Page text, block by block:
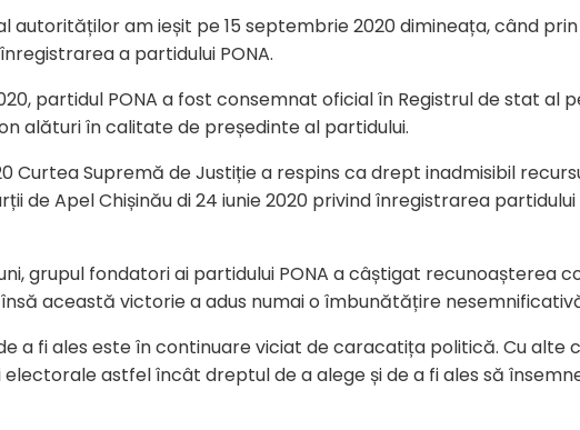
autorităților am ieșit pe 15 septembrie 2020 dimineața, când
a partidului PONA.
partidul PONA a fost consemnat oficial în Registrul de stat
alături în calitate de președinte al partidului.
Curtea Supremă de Justiție a respins ca drept inadmisibil
de Apel Chișinău di 24 iunie 2020 privind înregistrarea
grupul fondatori ai partidului PONA a câștigat
această victorie a adus numai o îmbunătățire
a fi ales este în continuare viciat de caracatița politică. Cu
electorale astfel încât dreptul de a alege și de a fi ales să